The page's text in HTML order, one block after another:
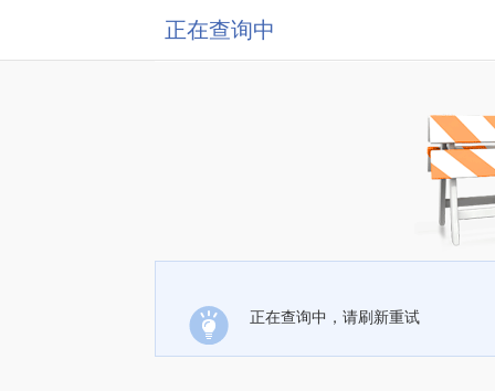
正在查询中
正在查询中，请刷新重试